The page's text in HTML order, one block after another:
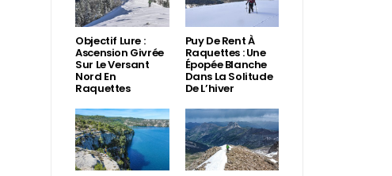
Objectif Lure :
Ascension Givrée
Sur Le Versant
Nord En
Raquettes
Puy De Rent À
Raquettes : Une
Épopée Blanche
Dans La Solitude
De L’hiver